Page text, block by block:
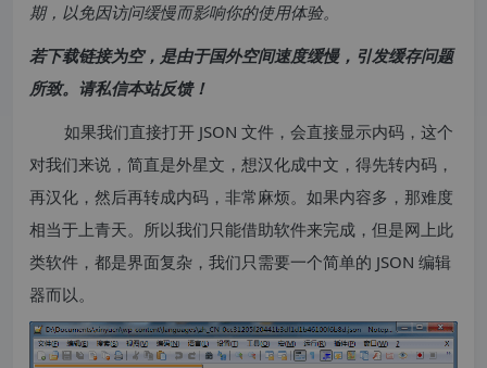
期，以免因访问缓慢而影响你的使用体验。
若下载链接为空，是由于国外空间速度缓慢，引发缓存问题
所致。请私信本站反馈！
如果我们直接打开 JSON 文件，会直接显示内码，这个
对我们来说，简直是外星文，想汉化成中文，得先转内码，
再汉化，然后再转成内码，非常麻烦。如果内容多，那难度
相当于上青天。所以我们只能借助软件来完成，但是网上此
类软件，都是界面复杂，我们只需要一个简单的 JSON 编辑
器而以。